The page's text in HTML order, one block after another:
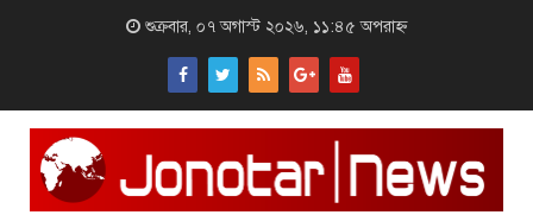
শুক্রবার, ০৭ অগাস্ট ২০২৬, ১১:৪৫ অপরাহ্ন